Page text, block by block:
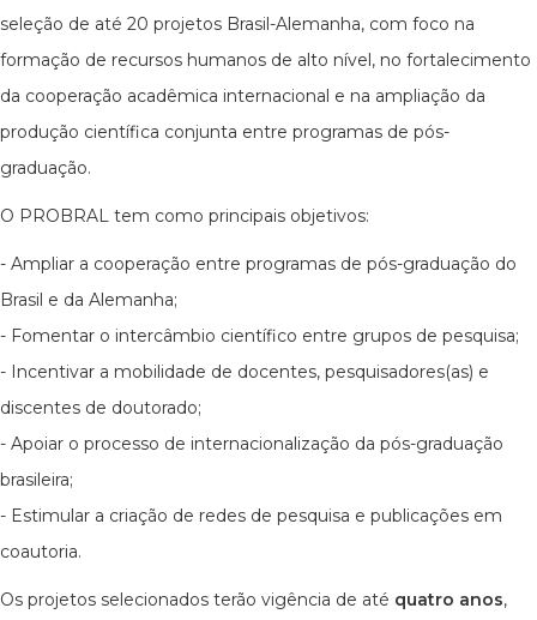
seleção de até 20 projetos Brasil-Alemanha, com foco na
formação de recursos humanos de alto nível, no fortalecimento
da cooperação acadêmica internacional e na ampliação da
produção científica conjunta entre programas de pós-
graduação.
O PROBRAL tem como principais objetivos:
- Ampliar a cooperação entre programas de pós-graduação do
Brasil e da Alemanha;
- Fomentar o intercâmbio científico entre grupos de pesquisa;
- Incentivar a mobilidade de docentes, pesquisadores(as) e
discentes de doutorado;
- Apoiar o processo de internacionalização da pós-graduação
brasileira;
- Estimular a criação de redes de pesquisa e publicações em
coautoria.
Os projetos selecionados terão vigência de até quatro anos,